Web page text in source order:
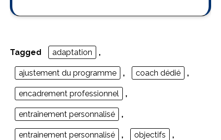
Tagged adaptation ,
ajustement du programme , coach dédié ,
encadrement professionnel ,
entraînement personnalisé ,
entrainement personnalisé , objectifs ,